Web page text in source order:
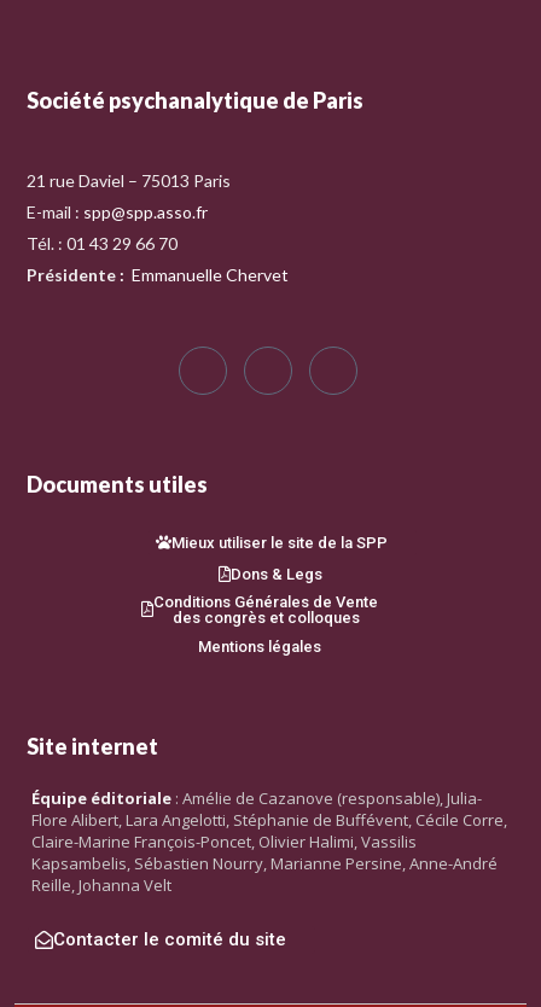
Société psychanalytique de Paris
21 rue Daviel – 75013 Paris
E-mail : spp@spp.asso.fr
Tél. : 01 43 29 66 70
Présidente : Emmanuelle Chervet
Documents utiles
Mieux utiliser le site de la SPP
Dons & Legs
Conditions Générales de Vente
des congrès et colloques
Mentions légales
Site internet
Équipe éditoriale : Amélie de Cazanove (responsable), Julia-
Flore Alibert, Lara Angelotti, Stéphanie de Buffévent, Cécile Corre,
Claire-Marine François-Poncet, Olivier Halimi, Vassilis
Kapsambelis, Sébastien Nourry, Marianne Persine, Anne-André
Reille, Johanna Velt
Contacter le comité du site